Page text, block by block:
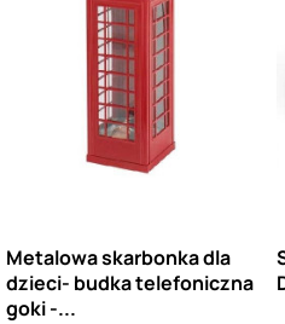
Metalowa skarbonka dla
dzieci- budka telefoniczna
goki -...